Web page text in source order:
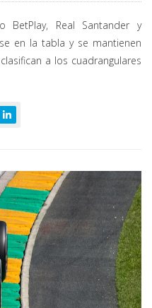
BetPlay, Real Santander y
en la tabla y se mantienen
a los cuadrangulares